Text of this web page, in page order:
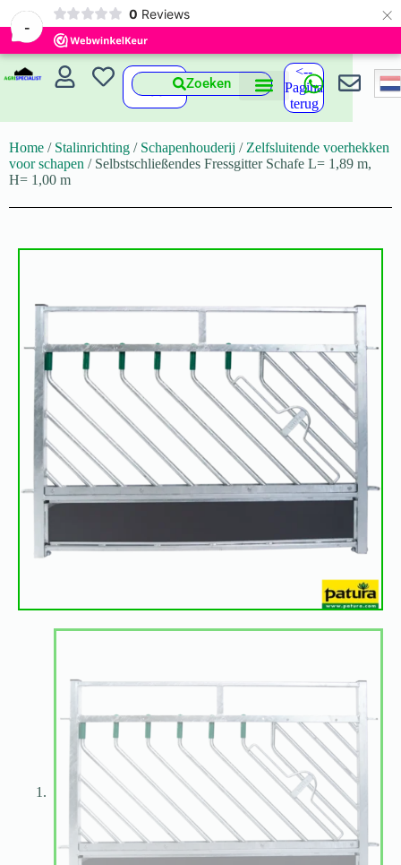
-
0 Reviews ×
Zoeken
<--
Pagina
terug
Home / Stalinrichting / Schapenhouderij / Zelfsluitende voerhekken
voor schapen / Selbstschließendes Fressgitter Schafe L= 1,89 m,
H= 1,00 m